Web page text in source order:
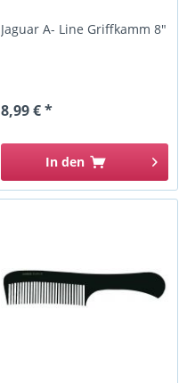
Jaguar A- Line Griffkamm 8"
8,99 € *
In den